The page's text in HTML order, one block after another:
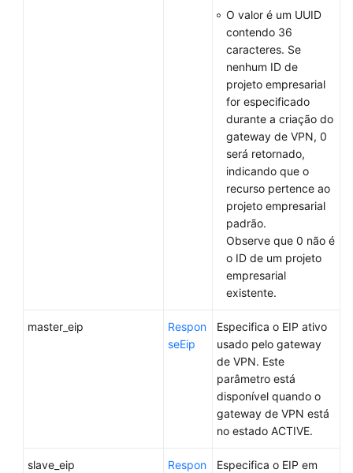
O valor é um UUID
contendo 36
caracteres. Se
nenhum ID de
projeto empresarial
for especificado
durante a criação do
gateway de VPN, 0
será retornado,
indicando que o
recurso pertence ao
projeto empresarial
padrão.
Observe que 0 não é
o ID de um projeto
empresarial
existente.
master_eip
Respon
seEip
Especifica o EIP ativo
usado pelo gateway
de VPN. Este
parâmetro está
disponível quando o
gateway de VPN está
no estado ACTIVE.
slave_eip
Respon
Especifica o EIP em